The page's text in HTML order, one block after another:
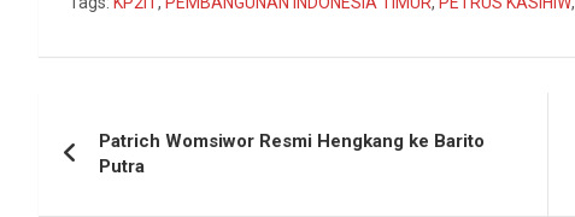
pos
Patrich Womsiwor Resmi Hengkang ke Barito
Putra